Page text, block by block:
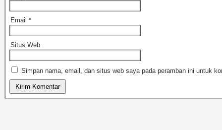
Email *
Situs Web
Simpan nama, email, dan situs web saya pada peramban ini untuk